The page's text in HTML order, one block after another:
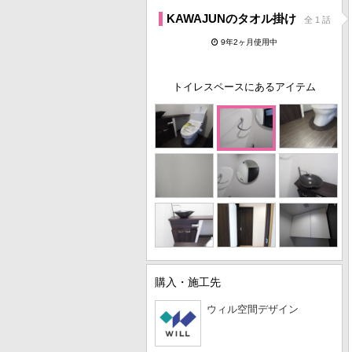
KAWAJUNのタオル掛け 全 1 話
9年2ヶ月使用中
トイレスペースにあるアイテム
購入・施工先
ウィル空間デザイン